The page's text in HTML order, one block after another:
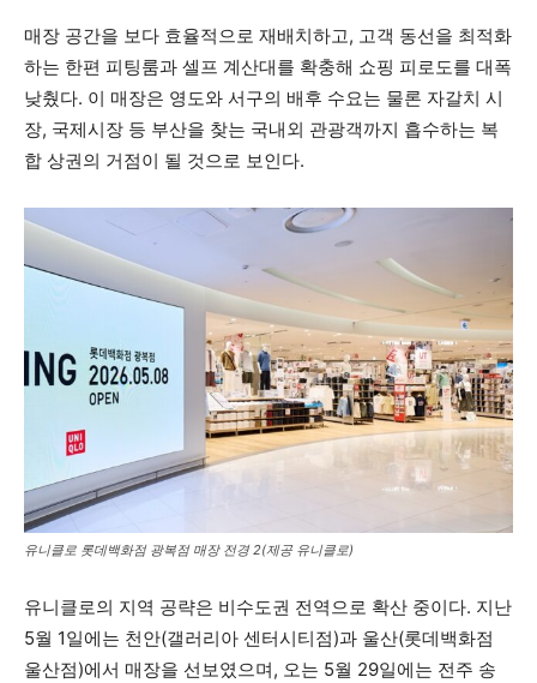
매장 공간을 보다 효율적으로 재배치하고, 고객 동선을 최적화
하는 한편 피팅룸과 셀프 계산대를 확충해 쇼핑 피로도를 대폭
낮췄다. 이 매장은 영도와 서구의 배후 수요는 물론 자갈치 시
장, 국제시장 등 부산을 찾는 국내외 관광객까지 흡수하는 복
합 상권의 거점이 될 것으로 보인다.
유니클로 롯데백화점 광복점 매장 전경 2(제공 유니클로)
유니클로의 지역 공략은 비수도권 전역으로 확산 중이다. 지난
5월 1일에는 천안(갤러리아 센터시티점)과 울산(롯데백화점
울산점)에서 매장을 선보였으며, 오는 5월 29일에는 전주 송